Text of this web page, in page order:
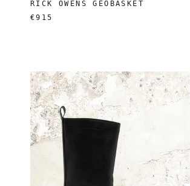
RICK OWENS GEOBASKET
€915